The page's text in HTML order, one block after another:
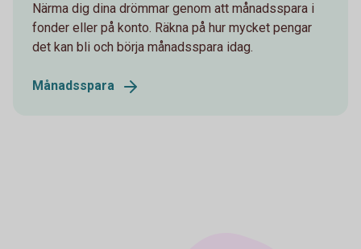
Närma dig dina drömmar genom att månadsspara i
fonder eller på konto. Räkna på hur mycket pengar
det kan bli och börja månadsspara idag.
Månadsspara